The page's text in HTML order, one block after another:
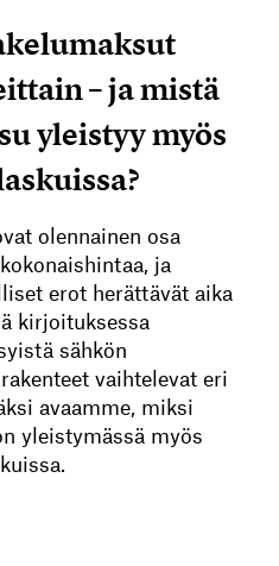
– ja mistä
yleistyy myös
olennainen osa
ja
erot herättävät aika
kirjoituksessa
sähkön
vaihtelevat eri
avaamme, miksi
yleistymässä myös